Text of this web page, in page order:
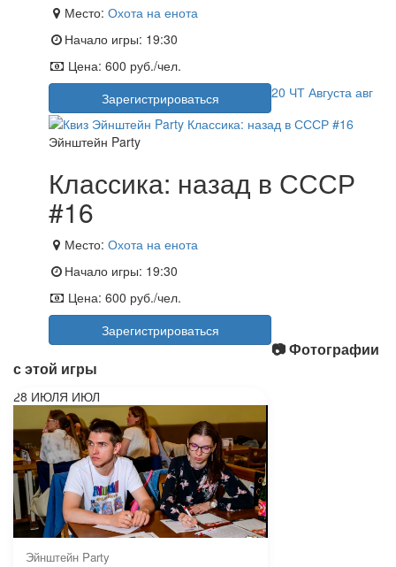
Место: Охота на енота
Начало игры: 19:30
Цена: 600 руб./чел.
Зарегистрироваться
20 ЧТ Августа авг
Эйнштейн Party
Классика: назад в СССР
#16
Место: Охота на енота
Начало игры: 19:30
Цена: 600 руб./чел.
Зарегистрироваться
📷 Фотографии
с этой игры
28 ИЮЛЯ ИЮЛ
Эйнштейн Party